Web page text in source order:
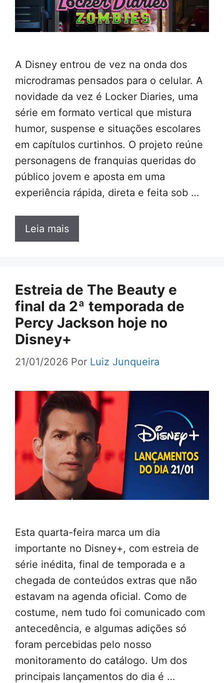
A Disney entrou de vez na onda dos
microdramas pensados para o celular. A
novidade da vez é Locker Diaries, uma
série em formato vertical que mistura
humor, suspense e situações escolares
em capítulos curtinhos. O projeto reúne
personagens de franquias queridas do
público jovem e aposta em uma
experiência rápida, direta e feita sob …
Leia mais
Estreia de The Beauty e
final da 2ª temporada de
Percy Jackson hoje no
Disney+
21/01/2026 Por Luiz Junqueira
Esta quarta-feira marca um dia
importante no Disney+, com estreia de
série inédita, final de temporada e a
chegada de conteúdos extras que não
estavam na agenda oficial. Como de
costume, nem tudo foi comunicado com
antecedência, e algumas adições só
foram percebidas pelo nosso
monitoramento do catálogo. Um dos
principais lançamentos do dia é …